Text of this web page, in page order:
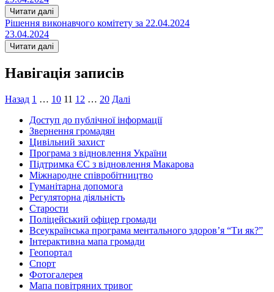
Читати далі
Рішення виконавчого комітету за 22.04.2024
23.04.2024
Читати далі
Навігація записів
Назад 1 … 10 11 12 … 20 Далі
Доступ до публічної інформації
Звернення громадян
Цивільний захист
Програма з відновлення України
Підтримка ЄС з відновлення Макарова
Міжнародне співробітництво
Гуманітарна допомога
Регуляторна діяльність
Старости
Поліцейський офіцер громади
Всеукраїнська програма ментального здоров’я “Ти як?”
Інтерактивна мапа громади
Геопортал
Спорт
Фотогалерея
Мапа повітряних тривог